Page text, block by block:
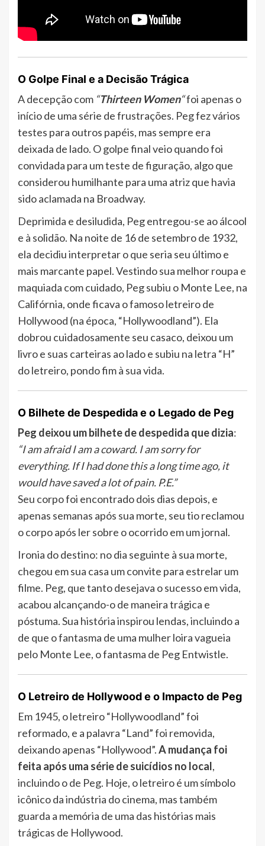
O Golpe Final e a Decisão Trágica
A decepção com “Thirteen Women“foi apenas o
início de uma série de frustrações. Peg fez vários
testes para outros papéis, mas sempre era
deixada de lado. O golpe final veio quando foi
convidada para um teste de figuração, algo que
considerou humilhante para uma atriz que havia
sido aclamada na Broadway.
Deprimida e desiludida, Peg entregou-se ao álcool
e à solidão. Na noite de 16 de setembro de 1932,
ela decidiu interpretar o que seria seu último e
mais marcante papel. Vestindo sua melhor roupa e
maquiada com cuidado, Peg subiu o Monte Lee, na
Califórnia, onde ficava o famoso letreiro de
Hollywood (na época, “Hollywoodland”). Ela
dobrou cuidadosamente seu casaco, deixou um
livro e suas carteiras ao lado e subiu na letra “H”
do letreiro, pondo fim à sua vida.
O Bilhete de Despedida e o Legado de Peg
Peg deixou um bilhete de despedida que dizia:
“I am afraid I am a coward. I am sorry for
everything. If I had done this a long time ago, it
would have saved a lot of pain. P.E.”
Seu corpo foi encontrado dois dias depois, e
apenas semanas após sua morte, seu tio reclamou
o corpo após ler sobre o ocorrido em um jornal.
Ironia do destino: no dia seguinte à sua morte,
chegou em sua casa um convite para estrelar um
filme. Peg, que tanto desejava o sucesso em vida,
acabou alcançando-o de maneira trágica e
póstuma. Sua história inspirou lendas, incluindo a
de que o fantasma de uma mulher loira vagueia
pelo Monte Lee, o fantasma de Peg Entwistle.
O Letreiro de Hollywood e o Impacto de Peg
Em 1945, o letreiro “Hollywoodland” foi
reformado, e a palavra “Land” foi removida,
deixando apenas “Hollywood”.A mudança foi
feita após uma série de suicídios no local,
incluindo o de Peg. Hoje, o letreiro é um símbolo
icônico da indústria do cinema, mas também
guarda a memória de uma das histórias mais
trágicas de Hollywood.